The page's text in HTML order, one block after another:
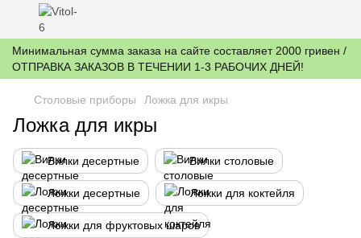
Минимальная сумма заказа на сайте составляет 2000 гривен /
ОТПРАВКА ЗАКАЗОВ В ТЕЧЕНИИ 1-3 РАБОЧИХ ДНЕЙ!
Столовые приборы Ложка для икры
Ложка для икры
Вилки десертные Вилки столовые
Ложки десертные Ложки для коктейля
Ложки для фруктовых шаров